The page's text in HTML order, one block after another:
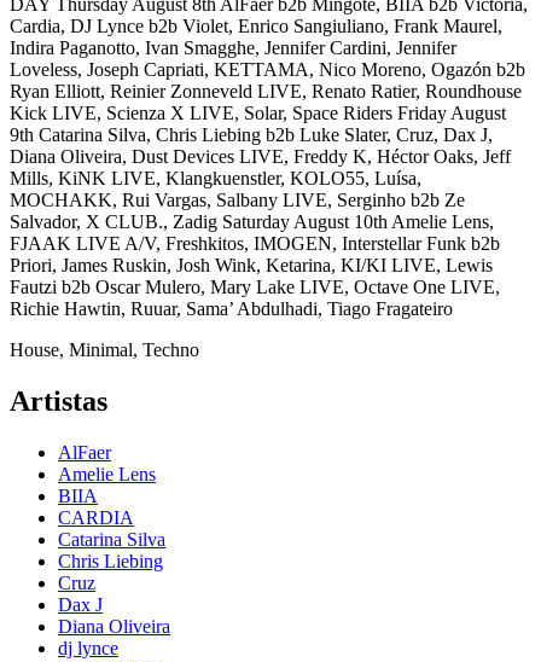
Cardia, DJ Lynce b2b Violet, Enrico Sangiuliano, Frank Maurel,
Indira Paganotto, Ivan Smagghe, Jennifer Cardini, Jennifer
Loveless, Joseph Capriati, KETTAMA, Nico Moreno, Ogazón b2b
Ryan Elliott, Reinier Zonneveld LIVE, Renato Ratier, Roundhouse
Kick LIVE, Scienza X LIVE, Solar, Space Riders Friday August
9th Catarina Silva, Chris Liebing b2b Luke Slater, Cruz, Dax J,
Diana Oliveira, Dust Devices LIVE, Freddy K, Héctor Oaks, Jeff
Mills, KiNK LIVE, Klangkuenstler, KOLO55, Luísa,
MOCHAKK, Rui Vargas, Salbany LIVE, Serginho b2b Ze
Salvador, X CLUB., Zadig Saturday August 10th Amelie Lens,
FJAAK LIVE A/V, Freshkitos, IMOGEN, Interstellar Funk b2b
Priori, James Ruskin, Josh Wink, Ketarina, KI/KI LIVE, Lewis
Fautzi b2b Oscar Mulero, Mary Lake LIVE, Octave One LIVE,
Richie Hawtin, Ruuar, Sama’ Abdulhadi, Tiago Fragateiro
House, Minimal, Techno
Artistas
AlFaer
Amelie Lens
BIIA
CARDIA
Catarina Silva
Chris Liebing
Cruz
Dax J
Diana Oliveira
dj lynce